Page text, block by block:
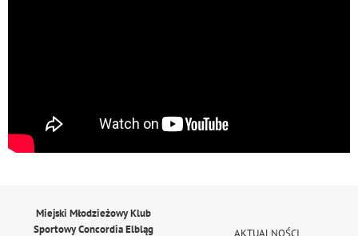
Miejski Młodzieżowy Klub
Sportowy Concordia Elbląg
AKTUALNOŚCI